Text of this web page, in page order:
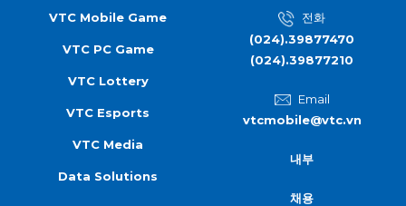
VTC Mobile Game
VTC PC Game
VTC Lottery
VTC Esports
VTC Media
Data Solutions
전화
(024).39877470
(024).39877210
Email
vtcmobile@vtc.vn
내부
채용